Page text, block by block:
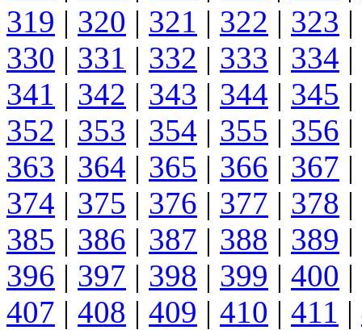
319 | 320 | 321 | 322 | 323 |
330 | 331 | 332 | 333 | 334 |
341 | 342 | 343 | 344 | 345 |
352 | 353 | 354 | 355 | 356 |
363 | 364 | 365 | 366 | 367 |
374 | 375 | 376 | 377 | 378 |
385 | 386 | 387 | 388 | 389 |
396 | 397 | 398 | 399 | 400 |
407 | 408 | 409 | 410 | 411 |